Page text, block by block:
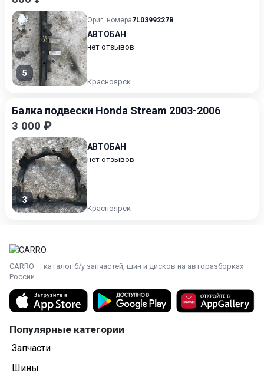
5
Ориг. номера7L0399227B
АВТОБАН
нет отзывов
Красноярск
Балка подвески Honda Stream 2003-2006
3 000 ₽
3
АВТОБАН
нет отзывов
Красноярск
CARRO — каталог б/у запчастей, шин и дисков на авторазборках
России.
Популярные категории
Запчасти
Шины